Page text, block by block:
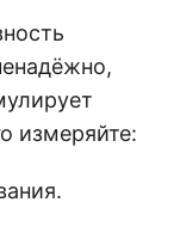
измеряйте: